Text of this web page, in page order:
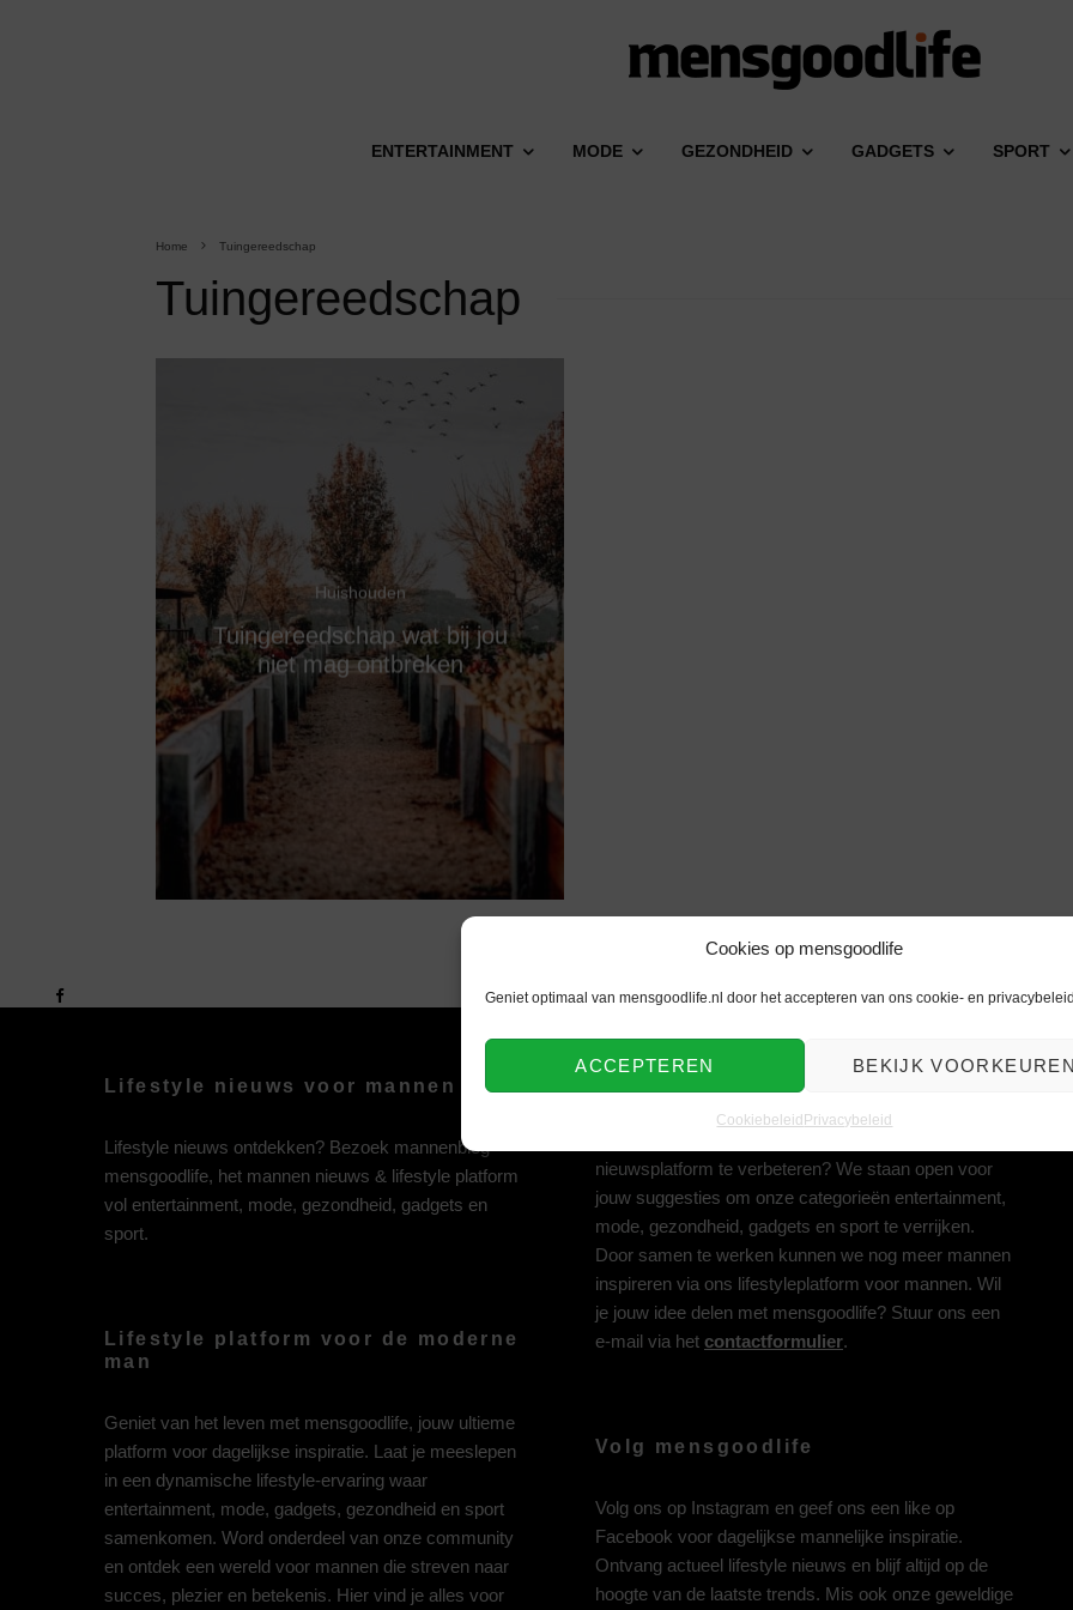
Cookies op mensgoodlife
Geniet optimaal van mensgoodlife.nl door het accepteren van ons cookie- en
ACCEPTEREN BEKIJK
Cookiebeleid Privacybeleid
ENTERTAINMENT MODE GEZONDHEID GADGETS SPORT
Home Tuingereedschap
Tuingereedschap
Huishouden
Tuingereedschap wat bij jou
niet mag ontbreken
Lifestyle nieuws voor mannen
Lifestyle nieuws ontdekken? Bezoek mannenblog
mensgoodlife, het mannen nieuws & lifestyle platform
vol entertainment, mode, gezondheid, gadgets en
sport.
Lifestyle platform voor de moderne
man
Geniet van het leven met mensgoodlife, jouw ultieme
platform voor dagelijkse inspiratie. Laat je meeslepen
in een dynamische lifestyle-ervaring waar
entertainment, mode, gadgets, gezondheid en sport
samenkomen. Word onderdeel van onze community
en ontdek een wereld voor mannen die streven naar
succes, plezier en betekenis. Hier vind je alles voor
Deel jouw idee met ons
nieuwsplatform te verbeteren? We staan open voor
jouw suggesties om onze categorieën entertainment,
mode, gezondheid, gadgets en sport te verrijken.
Door samen te werken kunnen we nog meer mannen
inspireren via ons lifestyleplatform voor mannen. Wil
je jouw idee delen met mensgoodlife? Stuur ons een
e-mail via het contactformulier.
Volg mensgoodlife
Volg ons op Instagram en geef ons een like op
Facebook voor dagelijkse mannelijke inspiratie.
Ontvang actueel lifestyle nieuws en blijf altijd op de
hoogte van de laatste trends. Mis ook onze geweldige